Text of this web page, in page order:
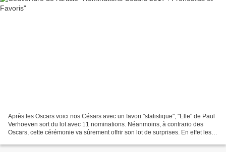
Après les Oscars voici nos Césars avec un favori "statistique", "Elle" de Paul
Verhoeven sort du lot avec 11 nominations. Néanmoins, à contrario des
Oscars, cette cérémonie va sûrement offrir son lot de surprises. En effet les